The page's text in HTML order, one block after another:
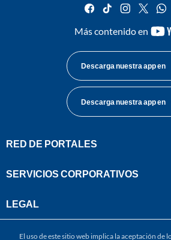
facebook
tiktok
Más contenido en
Descarga nuestra app en
Descarga nuestra app en
RED DE PORTALES
SERVICIOS CORPORATIVOS
LEGAL
El uso de este sitio web implica la aceptación de